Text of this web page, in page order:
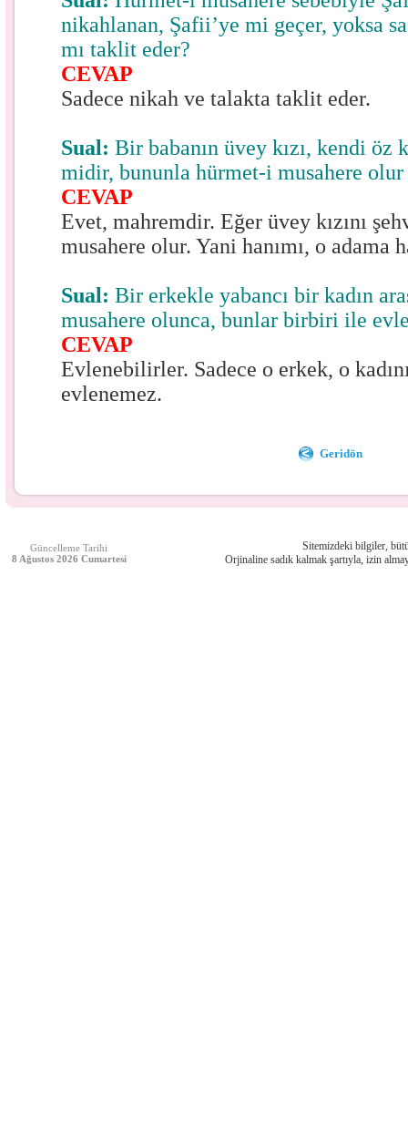
nikahlanan, Şafii’ye mi geçer, yoksa
mı taklit eder?
CEVAP
Sadece nikah ve talakta taklit eder.
Sual:Bir babanın üvey kızı, kendi öz
midir, bununla hürmet-i musahere olur
CEVAP
Evet, mahremdir. Eğer üvey kızını
musahere olur. Yani hanımı, o adama
Sual: Bir erkekle yabancı bir kadın
musahere olunca, bunlar birbiri ile
CEVAP
Evlenebilirler. Sadece o erkek, o
evlenemez.
Geridön
Güncelleme Tarihi
8 Ağustos 2026 Cumartesi
Sitemizdeki bilgiler,
Orjinaline sadık kalmak şartıyla, izin